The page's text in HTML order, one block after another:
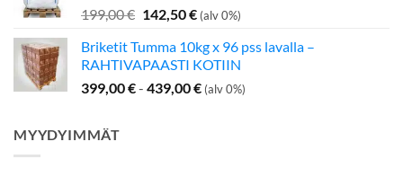
199,00€ Alkuperäinen
oli:
199,00 €.
142,50€Nykyinen
on:
142,50 €.
(alv 0%)
Briketit Tumma 10kg x 96 pss lavalla –
RAHTIVAPAASTI KOTIIN
399,00€- 439,00€ (alv 0%)
MYYDYIMMÄT